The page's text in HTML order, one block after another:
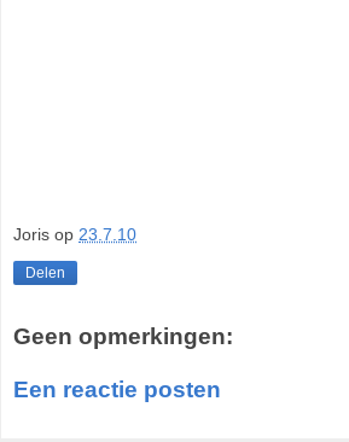
Joris op 23.7.10
Delen
Geen opmerkingen:
Een reactie posten